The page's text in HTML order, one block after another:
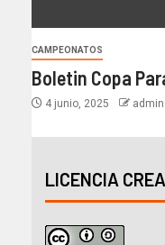
CAMPEONATOS
Boletin Copa
4 junio, 2025 admin
LICENCIA